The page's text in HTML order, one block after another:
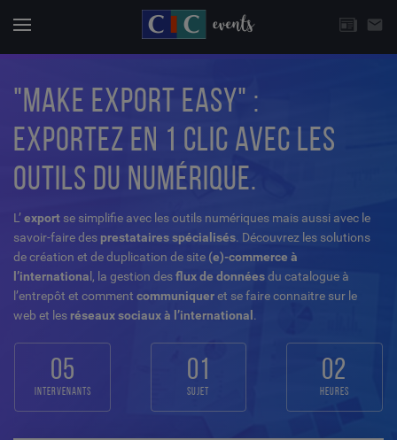
email
CHOISISSEZ UNE THÉMATIQUE
"MAKE EXPORT EASY" :
EXPORTEZ EN 1 CLIC AVEC LES
OUTILS DU NUMÉRIQUE.
L’ export se simplifie avec les outils numériques mais aussi avec le
savoir-faire des prestataires spécialisés. Découvrez les solutions
de création et de duplication de site (e)-commerce à
l’internationa l, la gestion desflux de donnéesdu catalogue à
l’entrepôt et comment communiqueret se faire connaitre sur le
web et les réseaux sociaux à l’international .
05
intervenants
01
sujet
02
heures